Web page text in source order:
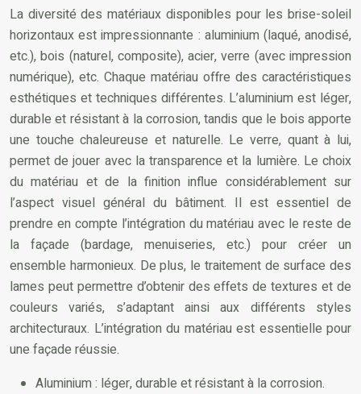
La diversité des matériaux disponibles pour les brise-soleil
horizontaux est impressionnante : aluminium (laqué, anodisé,
etc.), bois (naturel, composite), acier, verre (avec impression
numérique), etc. Chaque matériau offre des caractéristiques
esthétiques et techniques différentes. L’aluminium est léger,
durable et résistant à la corrosion, tandis que le bois apporte
une touche chaleureuse et naturelle. Le verre, quant à lui,
permet de jouer avec la transparence et la lumière. Le choix
du matériau et de la finition influe considérablement sur
l’aspect visuel général du bâtiment. Il est essentiel de
prendre en compte l’intégration du matériau avec le reste de
la façade (bardage, menuiseries, etc.) pour créer un
ensemble harmonieux. De plus, le traitement de surface des
lames peut permettre d’obtenir des effets de textures et de
couleurs variés, s’adaptant ainsi aux différents styles
architecturaux. L’intégration du matériau est essentielle pour
une façade réussie.
Aluminium : léger, durable et résistant à la corrosion.